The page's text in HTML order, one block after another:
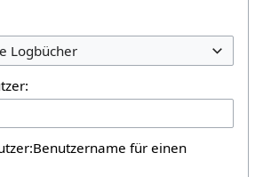
Logbücher
für einen